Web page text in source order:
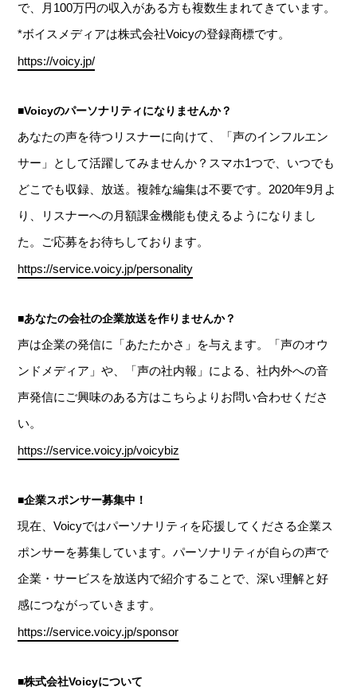
で、月100万円の収入がある方も複数生まれてきています。
*ボイスメディアは株式会社Voicyの登録商標です。
https://voicy.jp/
■Voicyのパーソナリティになりませんか？
あなたの声を待つリスナーに向けて、「声のインフルエン
サー」として活躍してみませんか？スマホ1つで、いつでも
どこでも収録、放送。複雑な編集は不要です。2020年9月よ
り、リスナーへの月額課金機能も使えるようになりまし
た。ご応募をお待ちしております。
https://service.voicy.jp/personality
■あなたの会社の企業放送を作りませんか？
声は企業の発信に「あたたかさ」を与えます。「声のオウ
ンドメディア」や、「声の社内報」による、社内外への音
声発信にご興味のある方はこちらよりお問い合わせくださ
い。
https://service.voicy.jp/voicybiz
■企業スポンサー募集中！
現在、Voicyではパーソナリティを応援してくださる企業ス
ポンサーを募集しています。パーソナリティが自らの声で
企業・サービスを放送内で紹介することで、深い理解と好
感につながっていきます。
https://service.voicy.jp/sponsor
■株式会社Voicyについて